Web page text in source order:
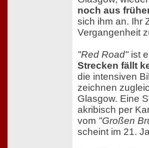
noch aus
sich ihm an. Ihr
Vergangenheit
"Red Road"ist
Strecken fällt
die intensiven
zeichnen
Glasgow. Eine
akribisch per
vom "Großen
scheint im 21.